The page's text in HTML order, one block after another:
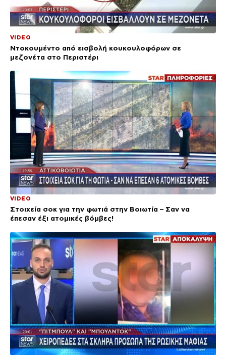
VIDEO
Ντοκουμέντο από εισβολή κουκουλοφόρων σε
μεζονέτα στο Περιστέρι
VIDEO
Στοιχεία σοκ για την φωτιά στην Βοιωτία – Σαν να
έπεσαν έξι ατομικές βόμβες!